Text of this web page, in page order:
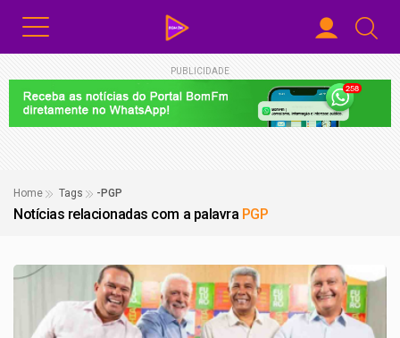
PUBLICIDADE
Home Tags -PGP
Notícias relacionadas com a palavra PGP